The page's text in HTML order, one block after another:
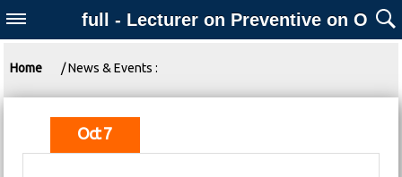
full - Lecturer on Preventive on Oral
Home / News & Events :
Oct 7